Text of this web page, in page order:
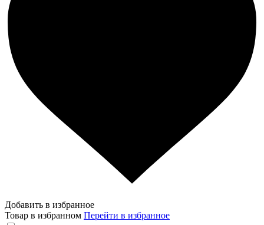
Добавить в избранное
Товар в избранном Перейти в избранное